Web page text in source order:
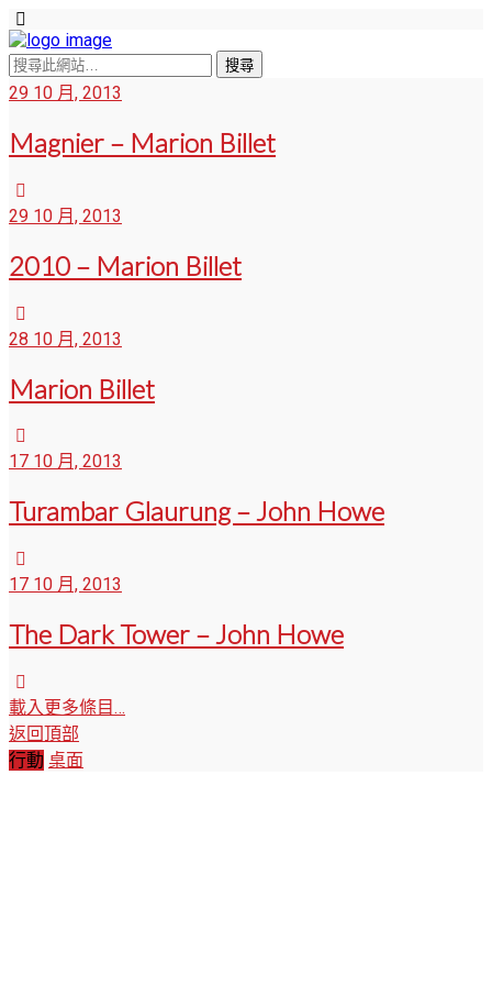
29 10 月, 2013
Magnier – Marion Billet
29 10 月, 2013
2010 – Marion Billet
28 10 月, 2013
Marion Billet
17 10 月, 2013
Turambar Glaurung – John Howe
17 10 月, 2013
The Dark Tower – John Howe
載入更多條目…
返回頂部
行動 桌面